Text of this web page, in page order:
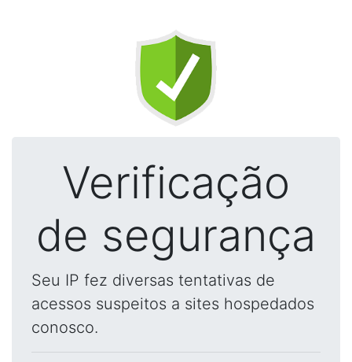
Verificação
de segurança
Seu IP fez diversas tentativas de
acessos suspeitos a sites hospedados
conosco.